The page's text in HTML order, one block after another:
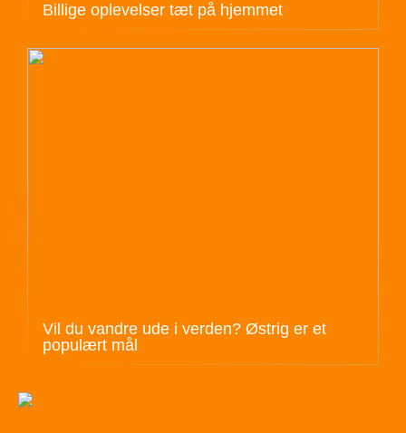
Billige oplevelser tæt på hjemmet
Vil du vandre ude i verden? Østrig er et
populært mål